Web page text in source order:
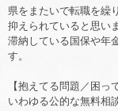
県をまたいで転職を繰
抑えられていると思い
滞納している国保や年
す。
【抱えてる問題／困っ
いわゆる公的な無料相